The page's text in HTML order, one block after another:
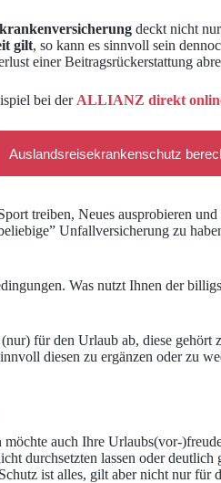
deckt nicht
gilt, so kann es sinnvoll sein
einer Beitragsrückerstattung
bei der ALLIANZ direkt
Auslandsreisekrankenschutz
treiben, Neues ausprobieren
Unfallversicherung zu
Was nutzt Ihnen der
für den Urlaub ab, diese
diesen zu ergänzen oder zu
auch Ihre Urlaubs(vor-
durchsetzten lassen oder
ist alles, gilt aber nicht nur für